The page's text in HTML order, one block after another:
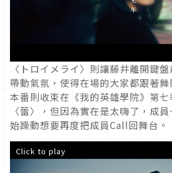
〈トロイメライ〉則讓藤井離開鍵
帶動氣氛，使得在場的大家都跟著
本番則收束在《我的英雄學院》第
〈蕾〉，但因為實在是太嗨了，成
始躁動想要再度把成員Call回舞台。
Click to play